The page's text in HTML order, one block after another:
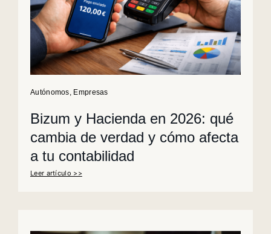
Autónomos, Empresas
Bizum y Hacienda en 2026: qué
cambia de verdad y cómo afecta
a tu contabilidad
Leer artículo >>